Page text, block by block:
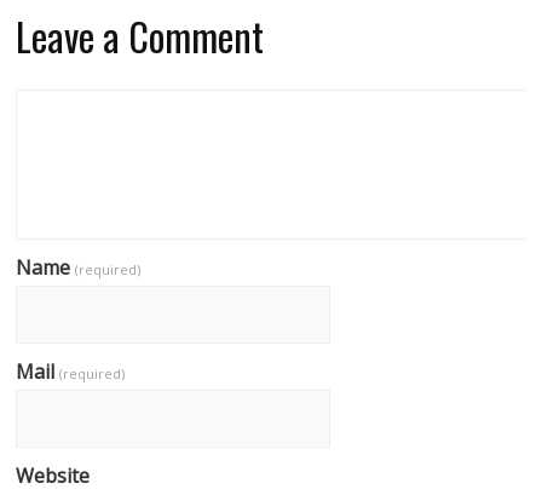
Leave a Comment
Name(required)
Mail(required)
Website